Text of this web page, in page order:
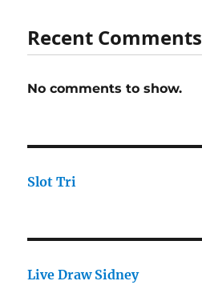
Recent Comments
No comments to show.
Slot Tri
Live Draw Sidney